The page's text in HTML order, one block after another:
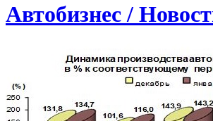
Автобизнес /